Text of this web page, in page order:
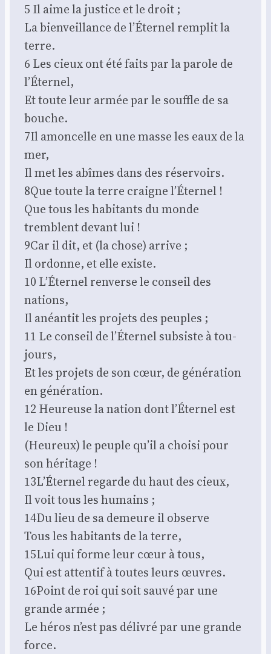
5 Il aime la jus­tice et le droit ;
La bien­veillance de l’É­ter­nel rem­plit la
terre.
6 Les cieux ont été faits par la parole de
l’É­ter­nel,
Et toute leur armée par le souffle de sa
bouche.
7Il amon­celle en une masse les eaux de la
mer,
Il met les abîmes dans des réser­voirs.
8Que toute la terre craigne l’É­ter­nel !
Que tous les habi­tants du monde
tremblent devant lui !
9Car il dit, et (la chose) arrive ;
Il ordonne, et elle existe.
10 L’É­ter­nel ren­verse le conseil des
nations,
Il anéan­tit les pro­jets des peuples ;
11 Le conseil de l’É­ter­nel sub­siste à tou­
jours,
Et les pro­jets de son cœur, de géné­ra­tion
en géné­ra­tion.
12 Heu­reuse la nation dont l’É­ter­nel est
le Dieu !
(Heu­reux) le peuple qu’il a choi­si pour
son héri­tage !
13L’Éternel regarde du haut des cieux,
Il voit tous les humains ;
14Du lieu de sa demeure il observe
Tous les habi­tants de la terre,
15Lui qui forme leur cœur à tous,
Qui est atten­tif à toutes leurs œuvres.
16Point de roi qui soit sau­vé par une
grande armée ;
Le héros n’est pas déli­vré par une grande
force.